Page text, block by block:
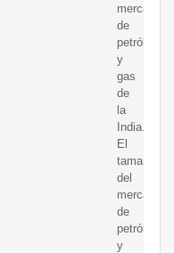
mercado
de
petróleo
y
gas
de
la
India.
El
tamaño
del
mercado
de
petróleo
y